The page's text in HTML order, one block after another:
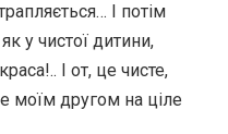
І потім
у чистої дитини,
І от, це чисте,
моїм другом на ціле